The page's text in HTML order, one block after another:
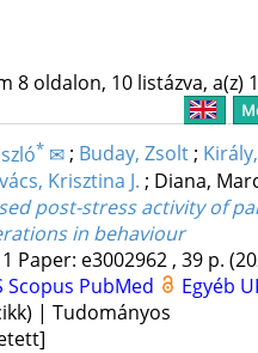
8 oldalon, 10 listázva, a(z)
*✉; Buday, Zsolt;
Krisztina J. ; Diana,
post-stress activity of
in behaviour
1 Paper: e3002962 , 39 p.
Scopus PubMed
Egyéb
| Tudományos